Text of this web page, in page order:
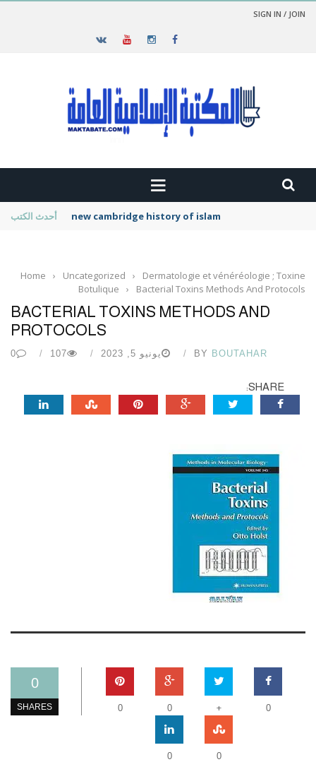
SIGN IN / JOIN
أحدث الكتب new cambridge history of islam
Home › Uncategorized ›
Dermatologie et vénéréologie ; Toxine
Botulique
› Bacterial Toxins Methods And Protocols
BACTERIAL TOXINS METHODS AND
PROTOCOLS
BY BOUTAHAR يونيو 5, 2023 107
0
SHARE:
0
SHARES 0
+
0
0
0
0